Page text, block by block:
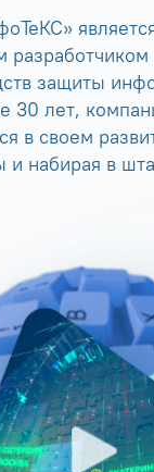
защиты
30 лет,
в своем
и набирая в